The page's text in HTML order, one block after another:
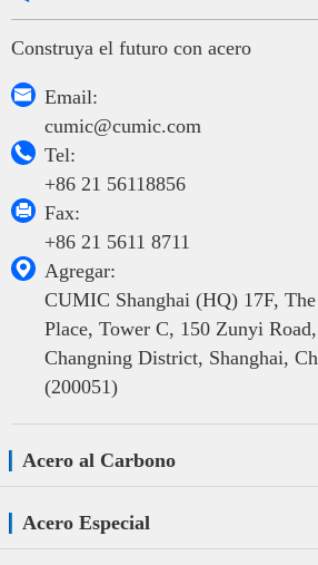
Construya el futuro con acero

Email:
cumic@cumic.com

Tel:
+86 21 56118856

Fax:
+86 21 5611 8711

Agregar:
CUMIC Shanghai (HQ) 17F, The
Place, Tower C, 150 Zunyi Road,
Changning District, Shanghai,
(200051)
Acero al Carbono
Acero Especial